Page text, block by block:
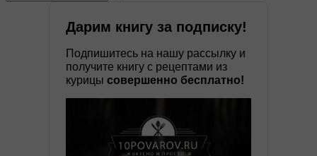
Дарим книгу за подписку!
Подпишитесь на нашу рассылку и
получите книгу с рецептами из
курицы совершенно бесплатно!